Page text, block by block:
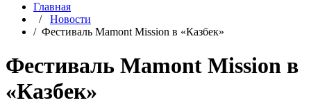
Главная
/
Новости
/ Фестиваль Mamont Mission в «Казбек»
Фестиваль Mamont Mission в
«Казбек»